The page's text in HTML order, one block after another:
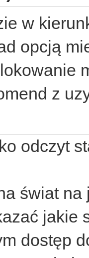
w
opcją
z
odczyt
świat
jakie
dostęp